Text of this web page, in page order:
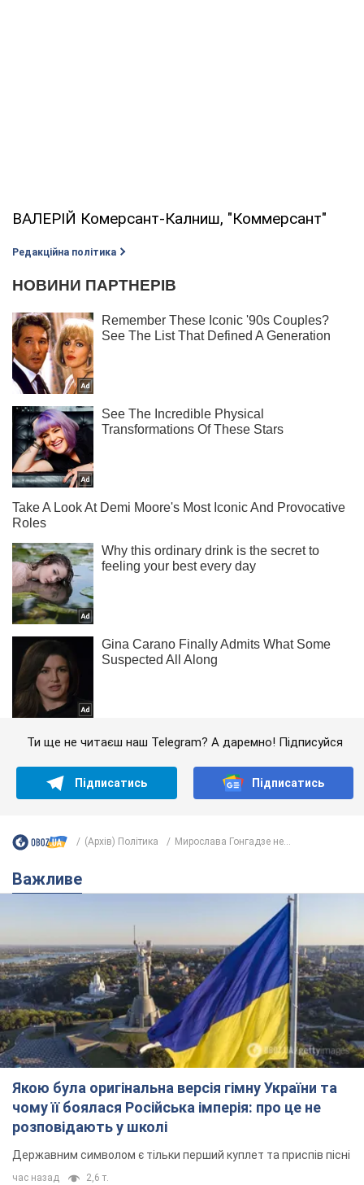
ВАЛЕРІЙ Комерсант-Калниш, "Коммерсант"
Редакційна політика
Ти ще не читаєш наш Telegram? А даремно! Підписуйся
Підписатись Підписатись
(Архів) Політика Мирослава Гонгадзе не...
Важливе
Якою була оригінальна версія гімну України та
чому її боялася Російська імперія: про це не
розповідають у школі
Державним символом є тільки перший куплет та приспів пісні
час назад 2,6 т.